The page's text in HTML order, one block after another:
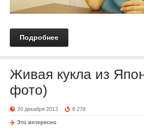
Подробнее
Живая кукла из
фото)
20 декабря 2013 8 278
Это интересно